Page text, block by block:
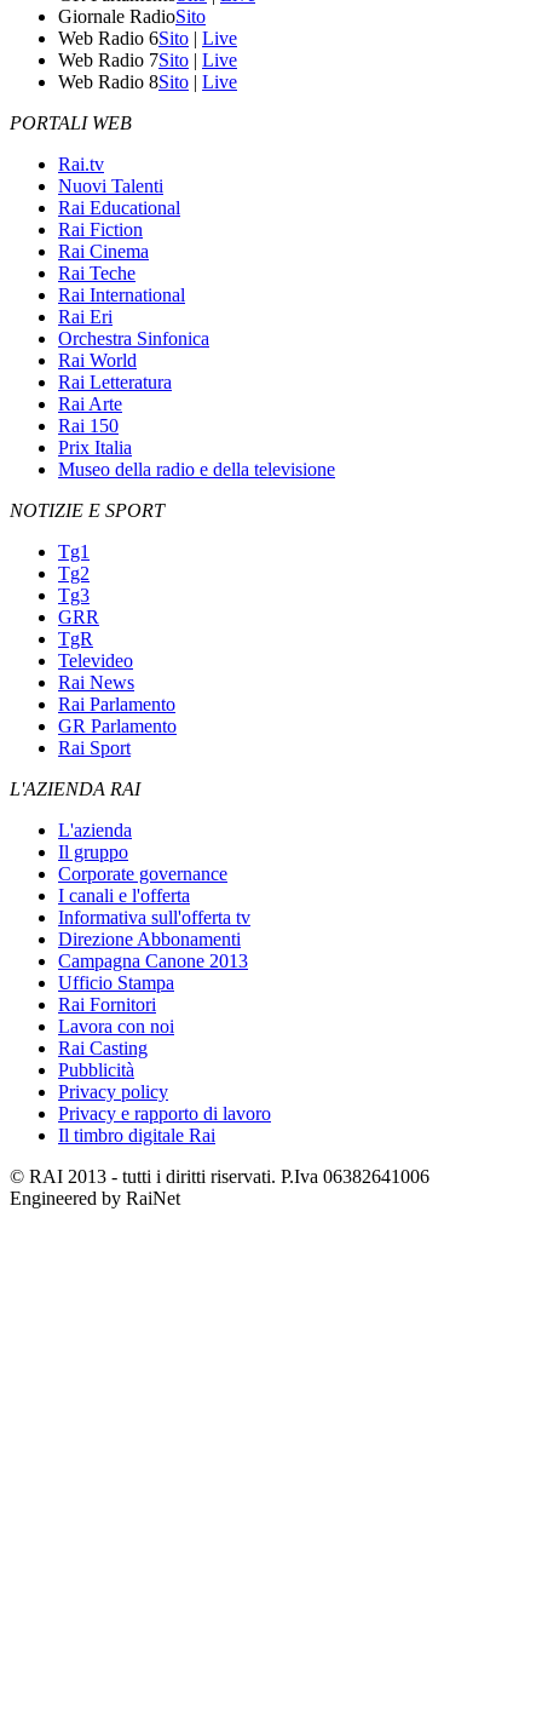
Giornale RadioSito
Web Radio 6Sito | Live
Web Radio 7Sito | Live
Web Radio 8Sito | Live
PORTALI WEB
Rai.tv
Nuovi Talenti
Rai Educational
Rai Fiction
Rai Cinema
Rai Teche
Rai International
Rai Eri
Orchestra Sinfonica
Rai World
Rai Letteratura
Rai Arte
Rai 150
Prix Italia
Museo della radio e della televisione
NOTIZIE E SPORT
Tg1
Tg2
Tg3
GRR
TgR
Televideo
Rai News
Rai Parlamento
GR Parlamento
Rai Sport
L'AZIENDA RAI
L'azienda
Il gruppo
Corporate governance
I canali e l'offerta
Informativa sull'offerta tv
Direzione Abbonamenti
Campagna Canone 2013
Ufficio Stampa
Rai Fornitori
Lavora con noi
Rai Casting
Pubblicità
Privacy policy
Privacy e rapporto di lavoro
Il timbro digitale Rai
© RAI 2013 - tutti i diritti riservati. P.Iva 06382641006
Engineered by RaiNet